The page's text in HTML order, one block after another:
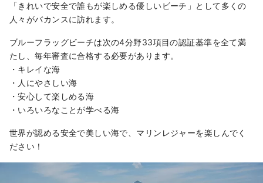
「きれいで安全で誰もが楽しめる優しいビーチ」として多くの
人々がバカンスに訪れます。
ブルーフラッグビーチは次の4分野33項目の認証基準を全て満
たし、毎年審査に合格する必要があります。
・キレイな海
・人にやさしい海
・安心して楽しめる海
・いろいろなことが学べる海
世界が認める安全で美しい海で、マリンレジャーを楽しんでく
ださい！